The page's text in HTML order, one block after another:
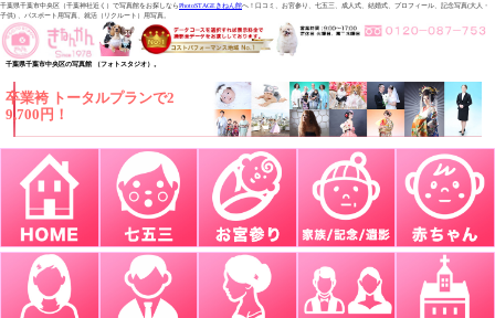
千葉県千葉市中央区（千葉神社近く）で写真館をお探しならPhotoSTAGEきねん館へ！口コミ、お宮参り、七五三、成人式、結婚式、プロフィール、記念写真(大人・
子供) 、パスポート用写真、就活（リクルート）用写真。
千葉県千葉市中央区の写真館 （フォトスタジオ）。
卒業袴 トータルプランで2
9,700円！